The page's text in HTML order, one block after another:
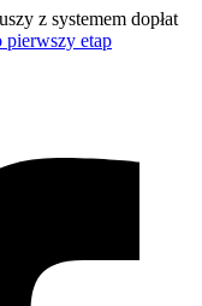
z systemem dopłat
pierwszy etap